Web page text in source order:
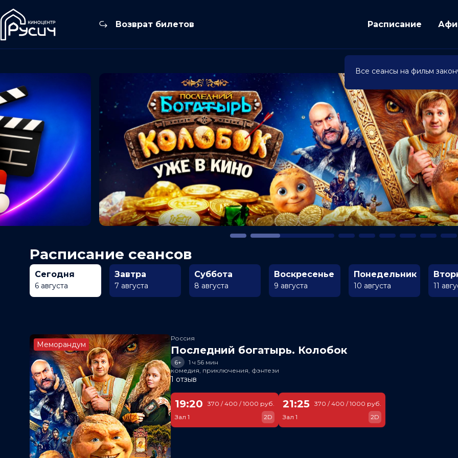
Возврат билетов Расписание
Расписание сеансов
Сегодня
6 августа
Завтра
7 августа
Суббота
8 августа
Воскресенье
9 августа
Понедельник
10 августа 11
Меморандум
Россия
Последний богатырь. Колобок
6+
1 ч 56 мин
комедия, приключения, фэнтези
1 отзыв
19:20
Зал 1
370 / 400 / 1000 руб.
2D
21:25
Зал 1
370 / 400 / 1000 руб.
2D
Все сеансы на фильм